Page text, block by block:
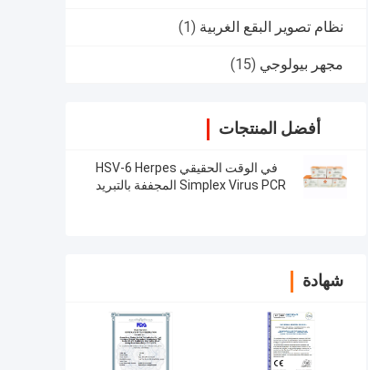
نظام تصوير البقع الغربية (1)
مجهر بيولوجي (15)
أفضل المنتجات
في الوقت الحقيقي HSV-6 Herpes
Simplex Virus PCR المجففة بالتبريد
شهادة